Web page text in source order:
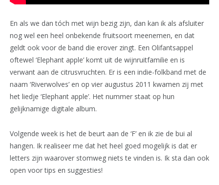
En als we dan tóch met wijn bezig zijn, dan kan ik als afsluiter
nog wel een heel onbekende fruitsoort meenemen, en dat
geldt ook voor de band die erover zingt. Een Olifantsappel
oftewel ‘Elephant apple’ komt uit de wijnruitfamilie en is
verwant aan de citrusvruchten. Er is een indie-folkband met de
naam ‘Riverwolves’ en op vier augustus 2011 kwamen zij met
het liedje ‘Elephant apple’. Het nummer staat op hun
gelijknamige digitale album.
Volgende week is het de beurt aan de ‘F’ en ik zie de bui al
hangen. Ik realiseer me dat het heel goed mogelijk is dat er
letters zijn waarover stomweg niets te vinden is. Ik sta dan ook
open voor tips en suggesties!